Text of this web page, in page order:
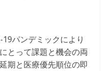
パンデミックにより
とって課題と機会の両
期と医療優先順位の即